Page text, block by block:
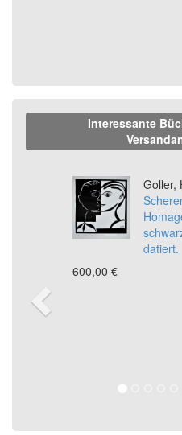
Interessante
Goller,
datiert.
600,00 €
Previous